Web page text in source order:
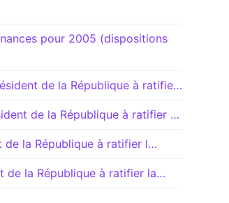
pour 2005 (dispositions
de la République à ratifie…
de la République à ratifier …
de la République à ratifier l…
de la République à ratifier la…